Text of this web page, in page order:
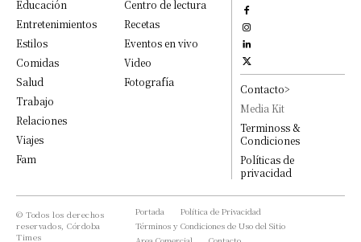
Educación
Entretenimientos
Estilos
Comidas
Salud
Trabajo
Relaciones
Viajes
Fam
Centro de lectura
Recetas
Eventos en vivo
Video
Fotografía
Contacto>
Media Kit
Terminoss &
Condiciones
Políticas de
privacidad
© Todos los derechos
reservados, Córdoba
Times
Portada
Política de Privacidad
Términos y Condiciones de Uso del Sitio